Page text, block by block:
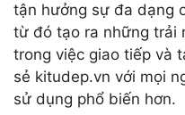
tận hưởng sự đa dạng
từ đó tạo ra những trải
trong việc giao tiếp và
sẻ kitudep.vn với mọi
sử dụng phổ biến hơn.